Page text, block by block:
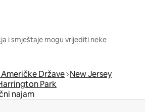
i smještaje mogu vrijediti neke
Države New Jersey
Park
najam